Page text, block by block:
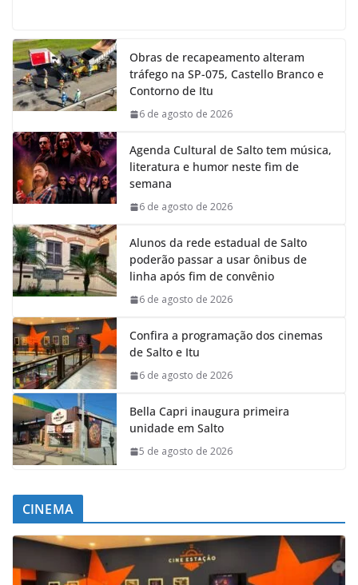
e
b
o
o
k
t
s
A
p
p
k
e
d
I
n
m
Obras de recapeamento alteram
tráfego na SP-075, Castello Branco e
Contorno de Itu
6 de agosto de 2026
Agenda Cultural de Salto tem música,
literatura e humor neste fim de
semana
6 de agosto de 2026
Alunos da rede estadual de Salto
poderão passar a usar ônibus de
linha após fim de convênio
6 de agosto de 2026
Confira a programação dos cinemas
de Salto e Itu
6 de agosto de 2026
Bella Capri inaugura primeira
unidade em Salto
5 de agosto de 2026
CINEMA